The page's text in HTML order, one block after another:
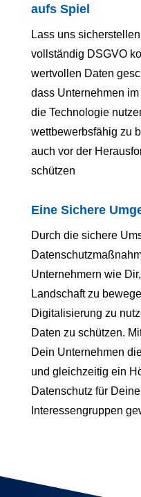
aufs Spiel
Lass uns
vollständig DSGVO
wertvollen Daten
dass Unternehmen
die Technologie
wettbewerbsfähig zu
auch vor der
schützen
Eine Sichere
Durch die sichere
Unternehmern wie
Landschaft zu
Digitalisierung zu
Daten zu schützen.
Dein Unternehmen
und gleichzeitig ein
Datenschutz für
Interessengruppen